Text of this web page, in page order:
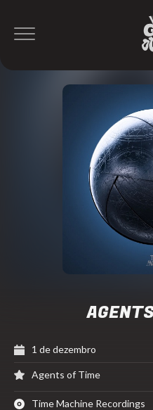
1 de dezembro
Agents of Time
Time Machine Recordings